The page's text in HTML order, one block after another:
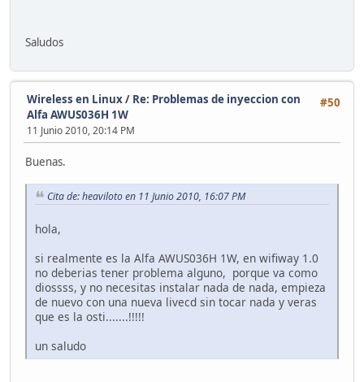
Saludos
#50
Wireless en Linux/ Re: Problemas de inyeccion con
Alfa AWUS036H 1W
11 Junio 2010, 20:14 PM
Buenas.
Cita de: heaviloto en 11 Junio 2010, 16:07 PM
hola,
si realmente es la Alfa AWUS036H 1W, en wifiway 1.0
no deberias tener problema alguno, porque va como
diossss, y no necesitas instalar nada de nada, empieza
de nuevo con una nueva livecd sin tocar nada y veras
que es la osti.......!!!!!
un saludo